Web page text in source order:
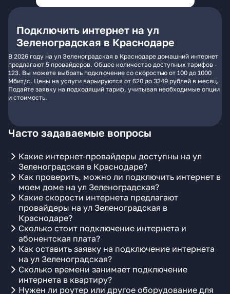
Подключить интернет на ул
Зеленоградская в Краснодаре
В 2026 году на ул Зеленоградская в Краснодаре домашний интернет
предлагают 5 провайдеров. Общее количество доступных тарифов -
123. Вы можете выбрать подключение со скоростью от 100 до 1000
Мбит/с. Цены на услуги варьируются от 620 до 3349 рублей в месяц.
Подайте заявку на подходящий тариф, учитывая необходимые опции
и стоимость.
Часто задаваемые вопросы
Какие интернет-провайдеры доступны на ул
Зеленоградская в Краснодаре?
Как проверить, можно ли подключить интернет в
моем доме на ул Зеленоградская?
Какие скорости интернета предлагают
провайдеры на ул Зеленоградская в
Краснодаре?
Сколько стоит подключение интернета и
абонентская плата?
Как оставить заявку на подключение интернета
на ул Зеленоградская?
Сколько времени занимает подключение
интернета в квартиру?
Нужен ли роутер или другое оборудование для